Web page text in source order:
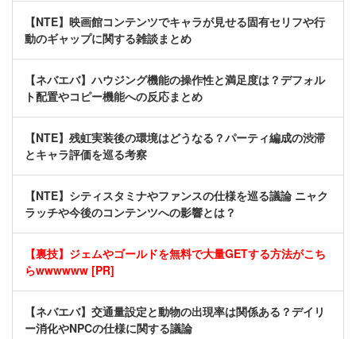
【NTE】映画館コンテンツでキャラが見せる固有セリフや行
動のギャップに関する雑談まとめ
【ネバエバ】ハウジング機能の操作性と満足度は？デフォル
ト配置やコピー機能への反応まとめ
【NTE】残虹実装後の環境はどうなる？パーティ編成の渋滞
とキャラ評価を巡る考察
【NTE】シティスタミナやファンスの仕様を巡る議論 ニャク
ラッチや今後のコンテンツへの影響とは？
【裏技】ジェムやゴールドを無料で大量GETする方法がこち
らwwwwww [PR]
【ネバエバ】交通量設定と動物の出現率は関係ある？デイリ
ー消化やNPCの仕様に関する議論